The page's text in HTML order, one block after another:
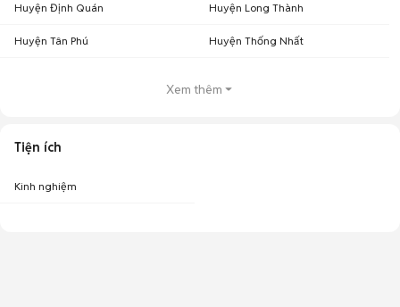
Huyện Định Quán Huyện Long Thành
Huyện Tân Phú Huyện Thống Nhất
Xem thêm
Tiện ích
Kinh nghiệm